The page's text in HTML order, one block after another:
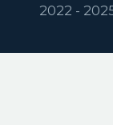
2022 -